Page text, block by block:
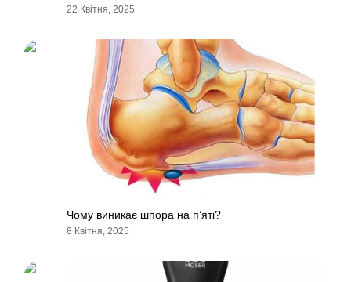
22 Квітня, 2025
Чому виникає шпора на п’яті?
8 Квітня, 2025